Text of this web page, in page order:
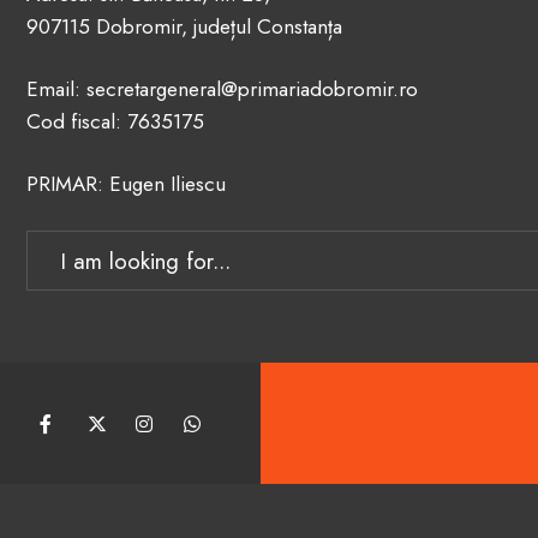
907115 Dobromir, județul Constanța
Email: secretargeneral@primariadobromir.ro
Cod fiscal: 7635175
PRIMAR: Eugen Iliescu